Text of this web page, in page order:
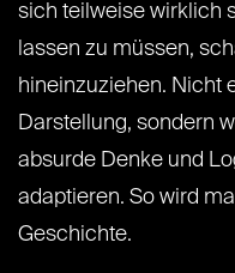
sich teilweise wirklich
lassen zu müssen,
hineinzuziehen. Nicht
Darstellung, sondern
absurde Denke und
adaptieren. So wird
Geschichte.